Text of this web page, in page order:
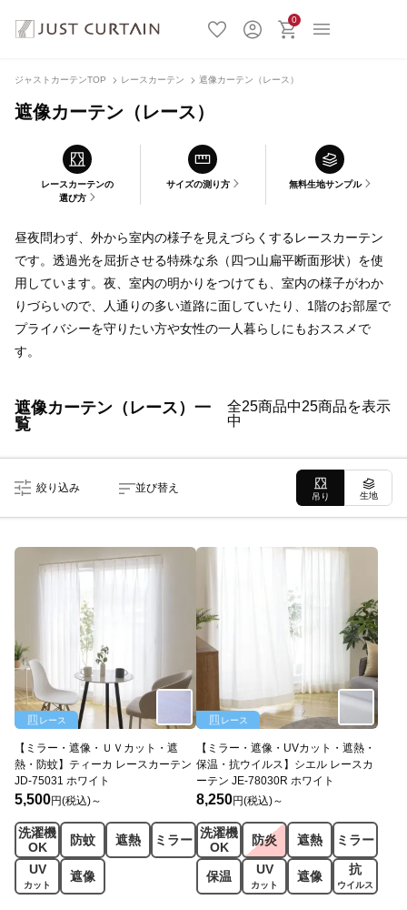
0
ジャストカーテンTOP レースカーテン 遮像カーテン（レース）
遮像カーテン（レース）
レースカーテンの
選び方
サイズの測り方 無料生地サンプル
昼夜問わず、外から室内の様子を見えづらくするレースカーテン
です。透過光を屈折させる特殊な糸（四つ山扁平断面形状）を使
用しています。夜、室内の明かりをつけても、室内の様子がわか
りづらいので、人通りの多い道路に面していたり、1階のお部屋で
プライバシーを守りたい方や女性の一人暮らしにもおススメで
す。
遮像カーテン（レース）一
覧
全25商品中25商品を表示
中
絞り込み 並び替え
吊り 生地
レース
【ミラー・遮像・ＵＶカット・遮
熱・防蚊】ティーカ レースカーテン
JD-75031 ホワイト
5,500円(税込)～
洗濯機
OK
防蚊 遮熱
ミラー
UV
カット
遮像
レース
【ミラー・遮像・UVカット・遮熱・
保温・抗ウイルス】シエル レースカ
ーテン JE-78030R ホワイト
8,250円(税込)～
洗濯機
OK
防炎 遮熱 ミラー
保温 UV
カット
遮像 抗
ウイルス